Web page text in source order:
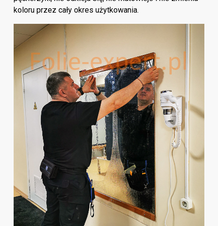
koloru przez cały okres użytkowania.